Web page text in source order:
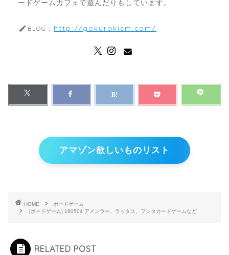
ードゲームカフェで遊んだりもしています。
BLOG： http://gokurakism.com/
アマゾン欲しいものリスト
HOME
ボードゲーム
[ボードゲーム] 180504 アメンラー、ラッタス、フンタカードゲームなど
RELATED POST